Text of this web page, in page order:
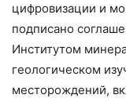
цифровизации и
подписано
Институтом
геологическом
месторождений,